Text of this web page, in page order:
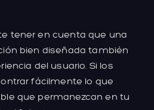
tener en cuenta que una
bien diseñada también
del usuario. Si los
fácilmente lo que
que permanezcan en tu